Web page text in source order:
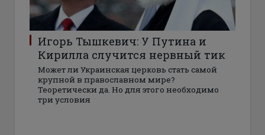
Игорь Тышкевич: У Путина и
Кирилла случится нервный тик
Может ли Украинская церковь стать самой
крупной в православном мире?
Теоретически да. Но для этого необходимо
три условия